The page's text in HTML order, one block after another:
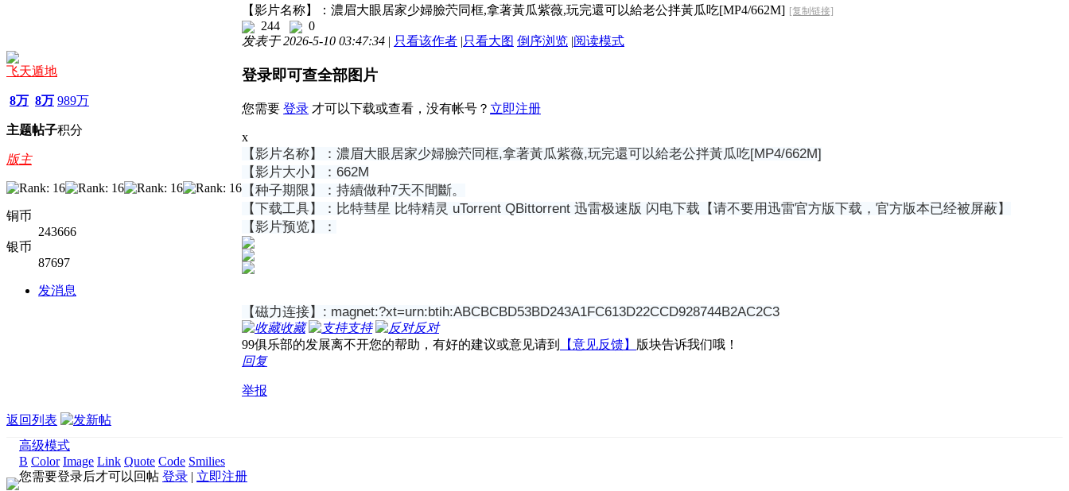
飞天遁地
8万
主题
8万
帖子
989万
积分
版主
铜币
243666
银币
87697
发消息
【影片名称】：濃眉大眼居家少婦臉茓同框,拿著黃瓜紫薇,玩完還可以給老公拌黃瓜吃[MP4/662M] [复制链接]
244
0
发表于 2026-5-10 03:47:34 | 只看该作者 |只看大图 倒序浏览 |阅读模式
登录即可查全部图片
您需要 登录 才可以下载或查看，没有帐号？ 立即注册
x
【影片名称】：濃眉大眼居家少婦臉茓同框,拿著黃瓜紫薇,玩完還可以給老公拌黃瓜吃[MP4/662M]
【影片大小】：662M
【种子期限】：持續做种7天不間斷。
【下载工具】：比特彗星 比特精灵 uTorrent QBittorrent 迅雷极速版 闪电下载【请不要用迅雷官方版下载，官方版本已经被屏蔽】
【影片预览】：
【磁力连接】: magnet:?xt=urn:btih:ABCBCBD53BD243A1FC613D22CCD928744B2AC2C3
收藏 支持
反对
99俱乐部的发展离不开您的帮助，有好的建议或意见请到
【意见反馈】 版块告诉我们哦！
回复
举报
返回列表
高级模式
B Color Image Link Quote Code Smilies
您需要登录后才可以回帖 登录 | 立即注册